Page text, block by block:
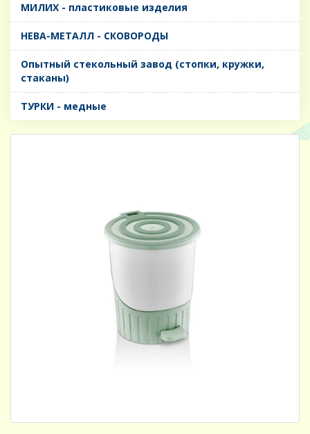
МИЛИХ - пластиковые изделия
НЕВА-МЕТАЛЛ - СКОВОРОДЫ
Опытный стекольный завод (стопки, кружки,
стаканы)
ТУРКИ - медные